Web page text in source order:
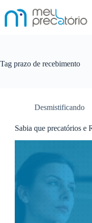
para
Tag prazo de recebimento
Desmistificando
Sabia que precatórios e